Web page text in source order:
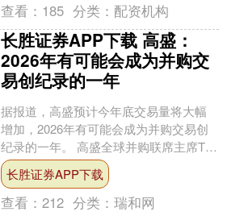
查看： 185 分类： 配资机构
长胜证券APP下载 高盛：
2026年有可能会成为并购交
易创纪录的一年
据报道，高盛预计今年底交易量将大幅
增加，2026年有可能会成为并购交易创
纪录的一年。 高盛全球并购联席主席Tim
Ingrassia表示，该行预测今年全球交易
规....
长胜证券APP下载
查看：212 分类：瑞和网